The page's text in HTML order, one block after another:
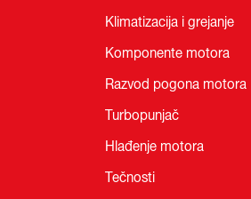
Klimatizacija i grejanje
Komponente motora
Razvod pogona motora
Turbopunjač
Hlađenje motora
Tečnosti